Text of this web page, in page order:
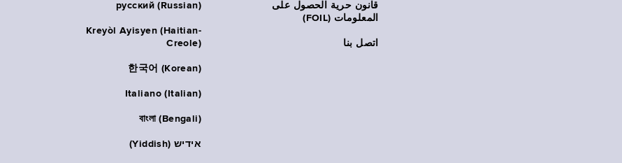
قانون حرية الحصول على
المعلومات (FOIL)
اتصل بنا
русский (Russian)
Kreyòl Ayisyen (Haitian-
Creole)
한국어 (Korean)
Italiano (Italian)
বাংলা (Bengali)
אידיש (Yiddish)